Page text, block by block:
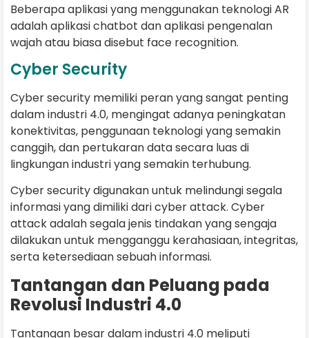
Beberapa aplikasi yang menggunakan teknologi AR
adalah aplikasi chatbot dan aplikasi pengenalan
wajah atau biasa disebut face recognition.
Cyber Security
Cyber security memiliki peran yang sangat penting
dalam industri 4.0, mengingat adanya peningkatan
konektivitas, penggunaan teknologi yang semakin
canggih, dan pertukaran data secara luas di
lingkungan industri yang semakin terhubung.
Cyber security digunakan untuk melindungi segala
informasi yang dimiliki dari cyber attack. Cyber
attack adalah segala jenis tindakan yang sengaja
dilakukan untuk mengganggu kerahasiaan, integritas,
serta ketersediaan sebuah informasi.
Tantangan dan Peluang pada
Revolusi Industri 4.0
Tantangan besar dalam industri 4.0 meliputi